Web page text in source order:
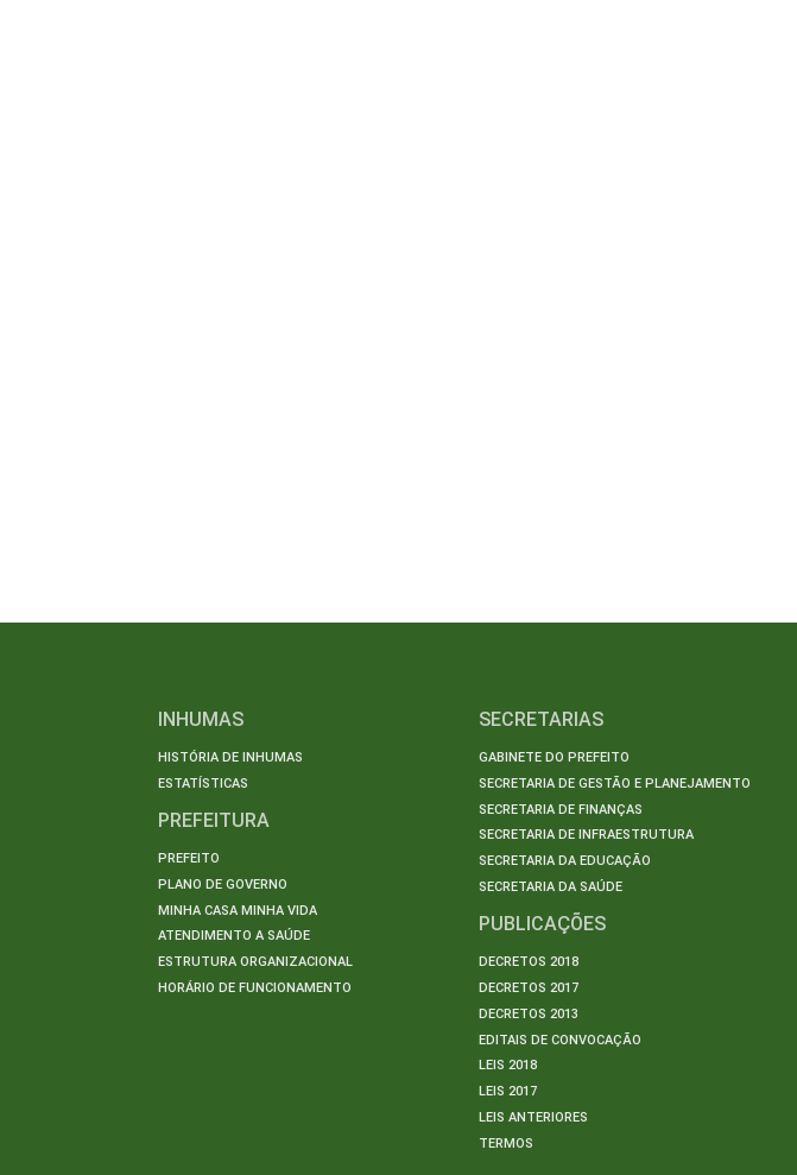
INHUMAS
HISTÓRIA DE INHUMAS
ESTATÍSTICAS
PREFEITURA
PREFEITO
PLANO DE GOVERNO
MINHA CASA MINHA VIDA
ATENDIMENTO A SAÚDE
ESTRUTURA ORGANIZACIONAL
HORÁRIO DE FUNCIONAMENTO
SECRETARIAS
GABINETE DO PREFEITO
SECRETARIA DE GESTÃO E PLANEJAMENTO
SECRETARIA DE FINANÇAS
SECRETARIA DE INFRAESTRUTURA
SECRETARIA DA EDUCAÇÃO
SECRETARIA DA SAÚDE
PUBLICAÇÕES
DECRETOS 2018
DECRETOS 2017
DECRETOS 2013
EDITAIS DE CONVOCAÇÃO
LEIS 2018
LEIS 2017
LEIS ANTERIORES
TERMOS